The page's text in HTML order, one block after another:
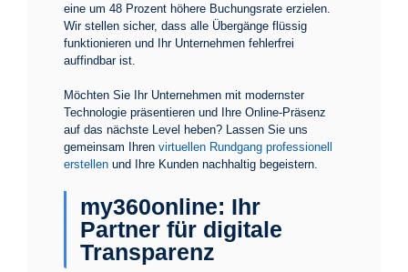
eine um 48 Prozent höhere Buchungsrate erzielen.
Wir stellen sicher, dass alle Übergänge flüssig
funktionieren und Ihr Unternehmen fehlerfrei
auffindbar ist.
Möchten Sie Ihr Unternehmen mit modernster
Technologie präsentieren und Ihre Online-Präsenz
auf das nächste Level heben? Lassen Sie uns
gemeinsam Ihren virtuellen Rundgang professionell
erstellen und Ihre Kunden nachhaltig begeistern.
my360online: Ihr
Partner für digitale
Transparenz